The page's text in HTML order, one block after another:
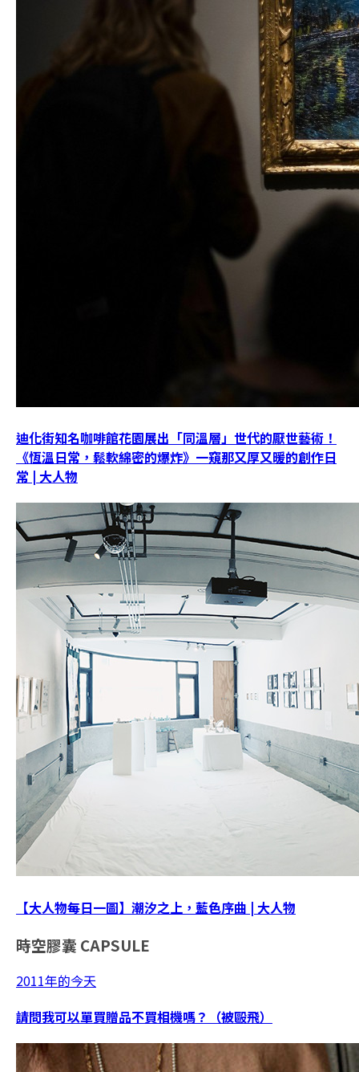
迪化街知名咖啡館花園展出「同溫層」世代的厭世藝術！
《恆溫日常，鬆軟綿密的爆炸》一窺那又厚又暖的創作日
常 | 大人物
【大人物每日一圖】潮汐之上，藍色序曲 | 大人物
時空膠囊 CAPSULE
2011年的今天
請問我可以單買贈品不買相機嗎？（被毆飛）